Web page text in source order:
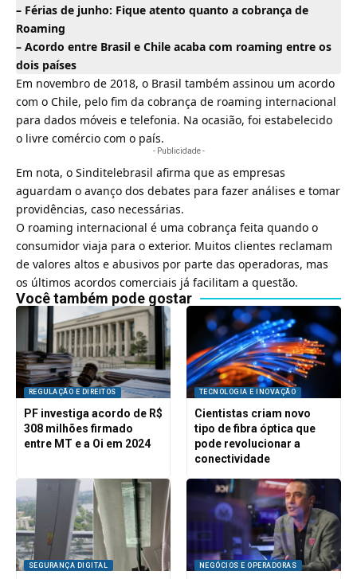
– Férias de junho: Fique atento quanto a cobrança de
Roaming
– Acordo entre Brasil e Chile acaba com roaming entre os
dois países
Em novembro de 2018, o Brasil também assinou um acordo
com o Chile, pelo fim da cobrança de roaming internacional
para dados móveis e telefonia. Na ocasião, foi estabelecido
o livre comércio com o país.
- Publicidade -
Em nota, o Sinditelebrasil afirma que as empresas
aguardam o avanço dos debates para fazer análises e tomar
providências, caso necessárias.
O roaming internacional é uma cobrança feita quando o
consumidor viaja para o exterior. Muitos clientes reclamam
de valores altos e abusivos por parte das operadoras, mas
os últimos acordos comerciais já facilitam a questão.
Você também pode gostar
REGULAÇÃO E DIREITOS
PF investiga acordo de R$
308 milhões firmado
entre MT e a Oi em 2024
TECNOLOGIA E INOVAÇÃO
Cientistas criam novo
tipo de fibra óptica que
pode revolucionar a
conectividade
SEGURANÇA DIGITAL NEGÓCIOS E OPERADORAS